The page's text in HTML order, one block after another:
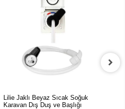
Lilie Jaklı Beyaz Sıcak Soğuk
Karavan Dış Duş ve Başlığı